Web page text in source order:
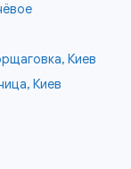
Киев
Киев